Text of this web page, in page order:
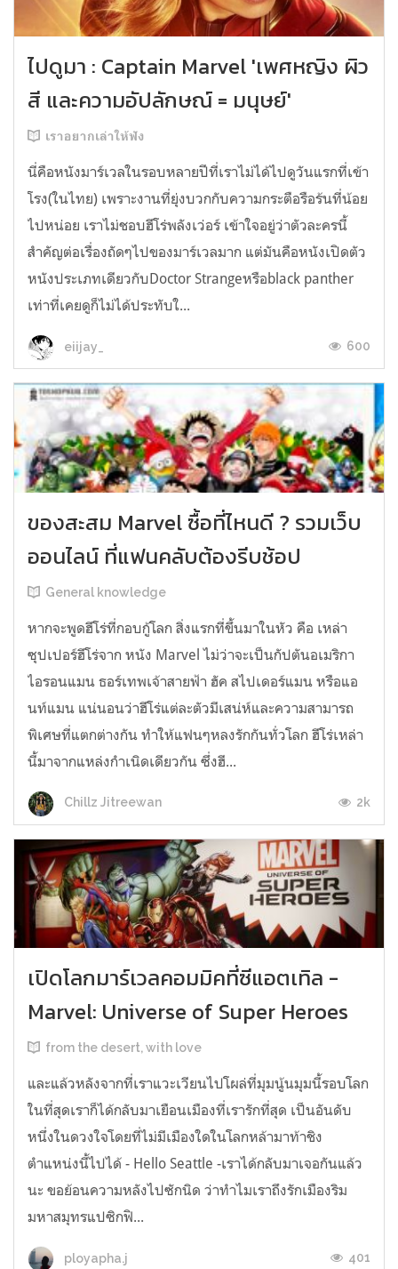
ไปดูมา : Captain Marvel 'เพศหญิง ผิว
สี และความอัปลักษณ์ = มนุษย์'
เราอยากเล่าให้ฟัง
นี่คือหนังมาร์เวลในรอบหลายปีที่เราไม่ได้ไปดูวันแรกที่เข้า
โรง(ในไทย) เพราะงานที่ยุ่งบวกกับความกระตือรือร้นที่น้อย
ไปหน่อย เราไม่ชอบฮีโร่พลังเว่อร์ เข้าใจอยู่ว่าตัวละครนี้
สำคัญต่อเรื่องถัดๆไปของมาร์เวลมาก แต่มันคือหนังเปิดตัว
หนังประเภทเดียวกับDoctor Strangeหรือblack panther
เท่าที่เคยดูก็ไม่ได้ประทับใ...
eiijay_ 600
ของสะสม Marvel ซื้อที่ไหนดี ? รวมเว็บ
ออนไลน์ ที่แฟนคลับต้องรีบช้อป
General knowledge
หากจะพูดฮีโร่ที่กอบกู้โลก สิ่งแรกที่ขึ้นมาในหัว คือ เหล่า
ซุปเปอร์ฮีโร่จาก หนัง Marvel ไม่ว่าจะเป็นกัปตันอเมริกา
ไอรอนแมน ธอร์เทพเจ้าสายฟ้า ฮัค สไปเดอร์แมน หรือแอ
นท์แมน แน่นอนว่าฮีโร่แต่ละตัวมีเสน่ห์และความสามารถ
พิเศษที่แตกต่างกัน ทำให้แฟนๆหลงรักกันทั่วโลก ฮีโร่เหล่า
นี้มาจากแหล่งกำเนิดเดียวกัน ซึ่งฮี...
Chillz Jitreewan 2k
เปิดโลกมาร์เวลคอมมิคที่ซีแอตเทิล -
Marvel: Universe of Super Heroes
from the desert, with love
และแล้วหลังจากที่เราแวะเวียนไปโผล่ที่มุมนู้นมุมนี้รอบโลก
ในที่สุดเราก็ได้กลับมาเยือนเมืองที่เรารักที่สุด เป็นอันดับ
หนึ่งในดวงใจโดยที่ไม่มีเมืองใดในโลกหล้ามาท้าชิง
ตำแหน่งนี้ไปได้ - Hello Seattle -เราได้กลับมาเจอกันแล้ว
นะ ขอย้อนความหลังไปซักนิด ว่าทำไมเราถึงรักเมืองริม
มหาสมุทรแปซิกฟิ...
ployapha.j 401